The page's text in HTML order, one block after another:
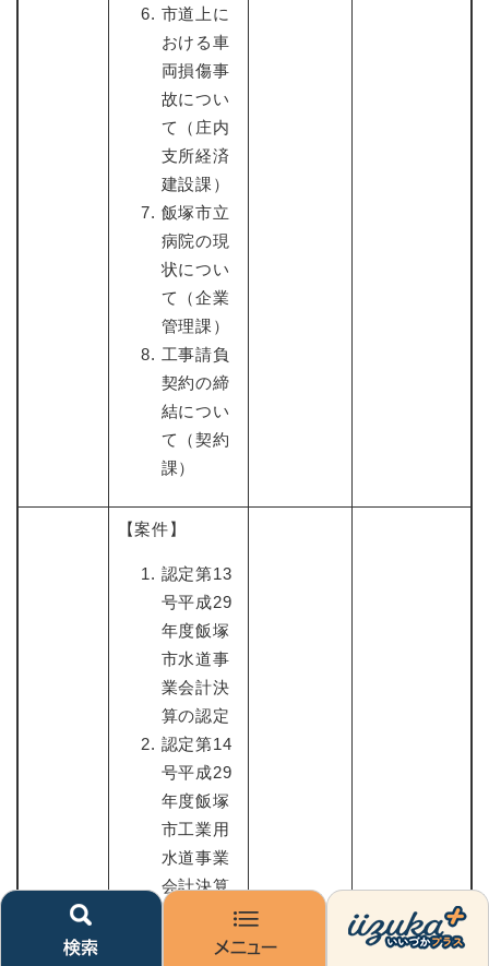
市道上に
おける車
両損傷事
故につい
て（庄内
支所経済
建設課）
飯塚市立
病院の現
状につい
て（企業
管理課）
工事請負
契約の締
結につい
て（契約
課）
【案件】
認定第13
号平成29
年度飯塚
市水道事
業会計決
算の認定
認定第14
号平成29
年度飯塚
市工業用
水道事業
会計決算
認定第15